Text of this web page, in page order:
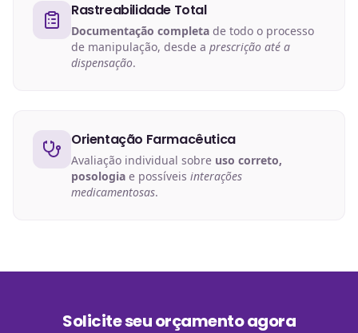
Rastreabilidade Total
Documentação completa de todo o processo
de manipulação, desde a prescrição até a
dispensação.
Orientação Farmacêutica
Avaliação individual sobre uso correto,
posologia e possíveis interações
medicamentosas.
Solicite seu orçamento agora